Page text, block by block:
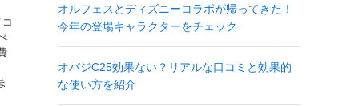
オルフェスとディズニーコラボが帰ってきた！
今年の登場キャラクターをチェック
オバジC25効果ない？リアルな口コミと効果的
な使い方を紹介